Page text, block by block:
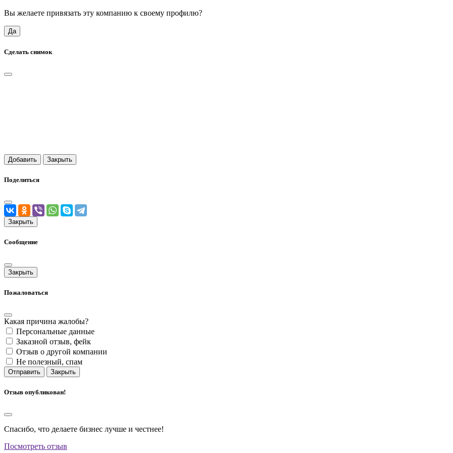
Вы желаете привязать эту компанию к своему профилю?
Да
Сделать снимок
Добавить Закрыть
Поделиться
Закрыть
Сообщение
Закрыть
Пожаловаться
Какая причина жалобы?
Персональные данные
Заказной отзыв, фейк
Отзыв о другой компании
Не полезный, спам
Отправить Закрыть
Отзыв опубликован!
Спасибо, что делаете бизнес лучше и честнее!
Посмотреть отзыв